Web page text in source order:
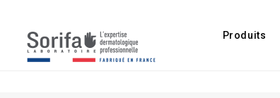
Produits